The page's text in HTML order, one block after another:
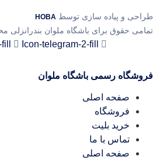
و پیاده سازی توسطHOBA
برای باشگاه ملوان بندرانزلی محفوظ است.
fill Icon-telegram-2-fill
رسمی باشگاه ملوان
صفحه اصلی
فروشگاه
خرید بلیت
تماس با ما
صفحه اصلی